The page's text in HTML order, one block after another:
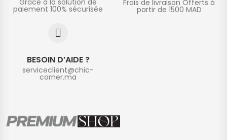
paiement 100% sécurisée
Frais de livraison Offerts à
partir de 1500 MAD
BESOIN D’AIDE ?
serviceclient@chic-
corner.ma